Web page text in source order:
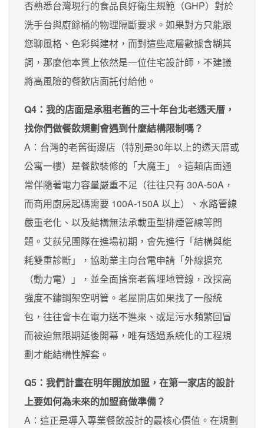
否熟悉台灣現行的食品良好衛生規範（GHP）對於
洗手台與廚餘桶的物理隔斷要求。如果對方只能跟
您聊風格、色彩與建材，而對這些底層數據含糊其
詞，那麼他本質上依然是一位住宅設計師，不建議
將高風險的餐飲店面託付給他。
Q4：我的店面是承租老舊的三十年台北老透天厝，
找你們做餐飲規劃會遇到什麼結構限制嗎？
A：台灣的老舊街邊店（特別是30年以上的透天厝或
公寓一樓）是餐飲裝修的「大魔王」。這類店面通
常伴隨著電力容量嚴重不足（往往只有 30A-50A，
而商用廚房起碼需要 100A-150A 以上）、水路管線
嚴重老化、以及結構無法承載重型排煙管線等問
題。艾荻兒團隊在進場初期，會先進行「結構與能
耗雙重診斷」，協助業主向台電申請「外線擴充
（動力電）」，並全面捨棄老舊埋地管線，改採高
強度不鏽鋼架空明管。老屋開店如果找了一般統
包，往往會卡在電力送不進來、或是污水頻繁回冒
而被迫無限期延後開幕，唯有透過系統化的工程規
劃才能結構性解套。
Q5：我們計畫在明年開放加盟，在第一家店的設計
上要如何為未來的加盟商做準備？
A：這正是導入專業餐飲設計的最核心價值。在規劃